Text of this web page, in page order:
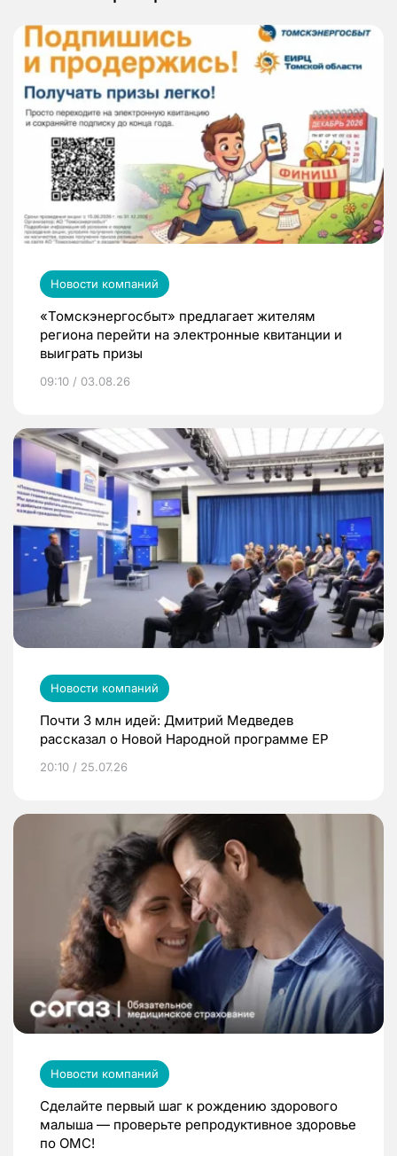
Новости компаний
«Томскэнергосбыт» предлагает жителям
региона перейти на электронные квитанции и
выиграть призы
09:10 / 03.08.26
Новости компаний
Почти 3 млн идей: Дмитрий Медведев
рассказал о Новой Народной программе ЕР
20:10 / 25.07.26
Новости компаний
Сделайте первый шаг к рождению здорового
малыша — проверьте репродуктивное здоровье
по ОМС!